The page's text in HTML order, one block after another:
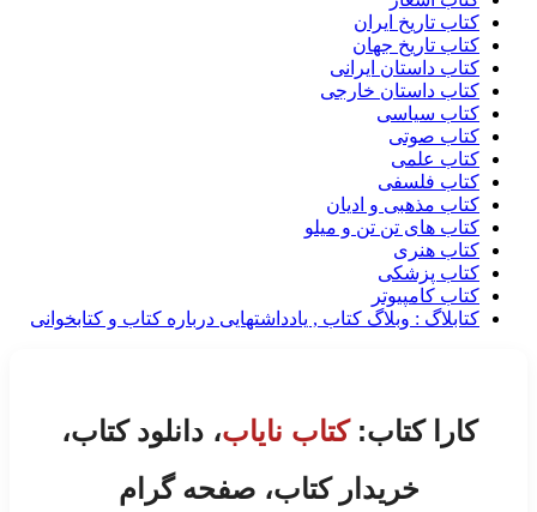
کتاب تاریخ ایران
کتاب تاریخ جهان
کتاب داستان ایرانی
کتاب داستان خارجی
کتاب سیاسی
کتاب صوتی
کتاب علمی
کتاب فلسفی
کتاب مذهبی و ادیان
کتاب های تن تن و میلو
کتاب هنری
کتاب پزشکی
کتاب کامپیوتر
کتابلاگ : وبلاگ کتاب , یادداشتهایی درباره کتاب و کتابخوانی
کارا کتاب:کتاب نایاب، دانلود کتاب،
خریدار کتاب، صفحه گرام